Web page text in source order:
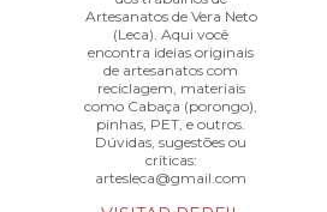
Artesanatos de Vera Neto
(Leca). Aqui você
encontra ideias originais
de artesanatos com
reciclagem, materiais
como Cabaça (porongo),
pinhas, PET, e outros.
Dúvidas, sugestões ou
críticas:
artesleca@gmail.com